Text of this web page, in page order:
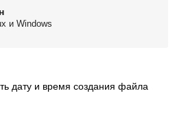
и Windows
дату и время создания файла